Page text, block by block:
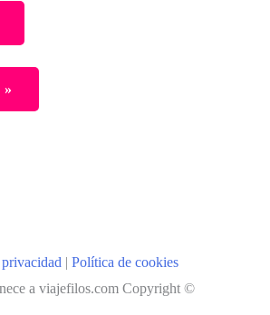
»
| Política de cookies
a viajefilos.com Copyright ©